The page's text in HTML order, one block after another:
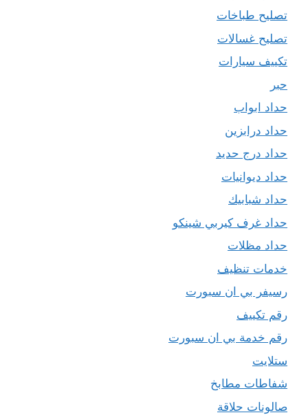
تصليح طباخات
تصليح غسالات
تكييف سيارات
حبر
حداد ابواب
حداد درابزين
حداد درج حديد
حداد ديوانيات
حداد شبابيك
حداد غرف كيربي شينكو
حداد مظلات
خدمات تنظيف
رسيفر بي ان سبورت
رقم تكييف
رقم خدمة بي ان سبورت
ستلايت
شفاطات مطابخ
صالونات حلاقة